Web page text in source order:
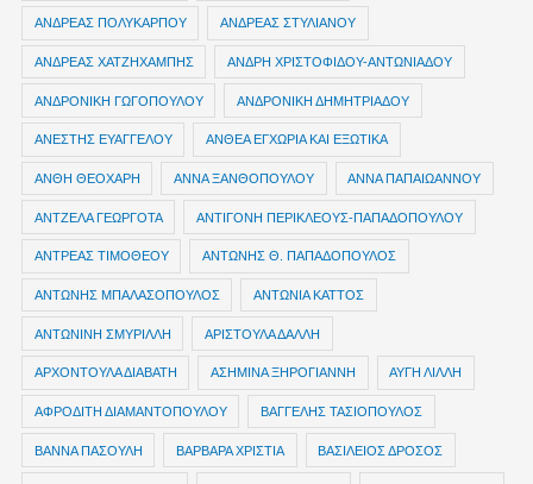
ΑΝΔΡΕΑΣ ΠΟΛΥΚΑΡΠΟΥ ΑΝΔΡΕΑΣ ΣΤΥΛΙΑΝΟΥ
ΑΝΔΡΕΑΣ ΧΑΤΖΗΧΑΜΠΗΣ ΑΝΔΡΗ ΧΡΙΣΤΟΦΙΔΟΥ-ΑΝΤΩΝΙΑΔΟΥ
ΑΝΔΡΟΝΙΚΗ ΓΩΓΟΠΟΥΛΟΥ ΑΝΔΡΟΝΙΚΗ ΔΗΜΗΤΡΙΑΔΟΥ
ΑΝΕΣΤΗΣ ΕΥΑΓΓΕΛΟΥ ΑΝΘΕΑ ΕΓΧΩΡΙΑ ΚΑΙ ΕΞΩΤΙΚΑ
ΑΝΘΗ ΘΕΟΧΑΡΗ ΑΝΝΑ ΞΑΝΘΟΠΟΥΛΟΥ ΑΝΝΑ ΠΑΠΑΙΩΑΝΝΟΥ
ΑΝΤΖΕΛΑ ΓΕΩΡΓΟΤΑ ΑΝΤΙΓΟΝΗ ΠΕΡΙΚΛΕΟΥΣ-ΠΑΠΑΔΟΠΟΥΛΟΥ
ΑΝΤΡΕΑΣ ΤΙΜΟΘΕΟΥ ΑΝΤΩΝΗΣ Θ. ΠΑΠΑΔΟΠΟΥΛΟΣ
ΑΝΤΩΝΗΣ ΜΠΑΛΑΣΟΠΟΥΛΟΣ ΑΝΤΩΝΙΑ ΚΑΤΤΟΣ
ΑΝΤΩΝΙΝΗ ΣΜΥΡΙΛΛΗ ΑΡΙΣΤΟΥΛΑ ΔΑΛΛΗ
ΑΡΧΟΝΤΟΥΛΑ ΔΙΑΒΑΤΗ ΑΣΗΜΙΝΑ ΞΗΡΟΓΙΑΝΝΗ ΑΥΓΗ ΛΙΛΛΗ
ΑΦΡΟΔΙΤΗ ΔΙΑΜΑΝΤΟΠΟΥΛΟΥ ΒΑΓΓΕΛΗΣ ΤΑΣΙΟΠΟΥΛΟΣ
ΒΑΝΝΑ ΠΑΣΟΥΛΗ ΒΑΡΒΑΡΑ ΧΡΙΣΤΙΑ ΒΑΣΙΛΕΙΟΣ ΔΡΟΣΟΣ